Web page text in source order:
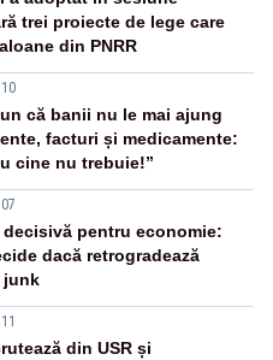
trei proiecte de lege care
din PNRR
că banii nu le mai ajung
facturi și medicamente:
cine nu trebuie!”
decisivă pentru economie:
dacă retrogradează
junk
din USR și